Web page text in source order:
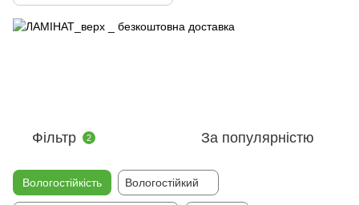
Фільтр 2 За популярністю
Вологостійкість Вологостійкий